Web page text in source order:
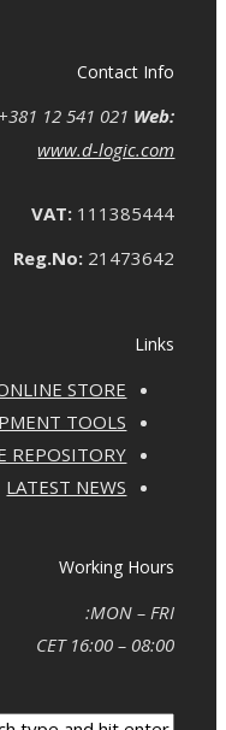
Contact Info
+381 12 541 021 Web:
www.d-logic.com
VAT: 111385444
Reg.No: 21473642
Links
STORE
TOOLS
REPOSITORY
LATEST NEWS
Working Hours
MON – FRI:
08:00 – 16:00 CET